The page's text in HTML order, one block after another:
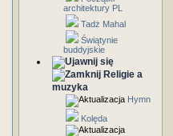
architektury PL
Tadż Mahal
Świątynie
buddyjskie
Religie a
muzyka
Hymn
Kolęda